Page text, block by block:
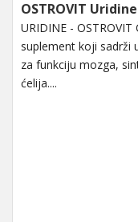
OSTROVIT
URIDINE -
suplement koji sadrži
za funkciju mozga,
ćelija....